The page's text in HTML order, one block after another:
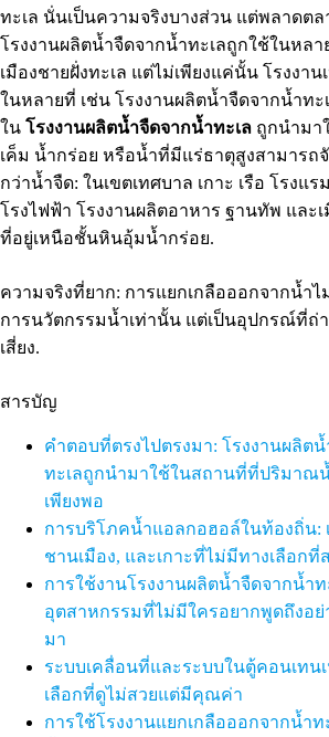
ทะเล นั่นเป็นความจริงบางส่วน แต่พลาดต
โรงงานผลิตน้ำจืดจากน้ำทะเลถูกใช้ในหลา
เมืองชายฝั่งทะเล แต่ไม่เพียงแค่นั้น โรงงาน
ในหลายที่ เช่น โรงงานผลิตน้ำจืดจากน้ำทะ
ใน โรงงานผลิตน้ำจืดจากน้ำทะเล ถูกนำมา
เค็ม น้ำกร่อย หรือน้ำที่มีแร่ธาตุสูงสามารถ
กว่าน้ำจืด: ในเขตเทศบาล เกาะ เรือ โรงแ
โรงไฟฟ้า โรงงานผลิตอาหาร ฐานทัพ และ
ที่อยู่เหนือชั้นหินอุ้มน้ำกร่อย.
ความจริงที่ยาก: การแยกเกลือออกจากน้ำไ
การนวัตกรรมน้ำเท่านั้น แต่เป็นอุปกรณ์ที่ถ่
เสี่ยง.
สารบัญ
คำตอบที่ตรงไปตรงมา: โรงงานผลิต
ทะเลถูกนำมาใช้ในสถานที่ที่ปริมาณ
เพียงพอ
การบริโภคน้ำแอลกอฮอล์ในท้องถิ่น:
ชานเมือง, และเกาะที่ไม่มีทางเลือกที่
การใช้งานโรงงานผลิตน้ำจืดจากน้ำท
อุตสาหกรรมที่ไม่มีใครอยากพูดถึงอย่
มา
ระบบเคลื่อนที่และระบบในตู้คอนเทน
เลือกที่ดูไม่สวยแต่มีคุณค่า
การใช้โรงงานแยกเกลือออกจากน้ำท